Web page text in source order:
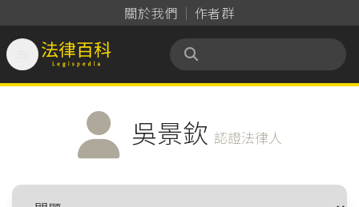
關於我們 作者群
法律百科 Legispedia
吳景欽 認證法律人